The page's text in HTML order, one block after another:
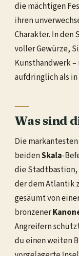
die mächtigen
ihren
Charakter. In den
voller Gewürze,
Kunsthandwerk
aufdringlich als
Was sind
Die
beidenSkala-
die Stadtbastion,
der dem Atlantik
gesäumt von
bronzener
Angreifern
du einen weiten